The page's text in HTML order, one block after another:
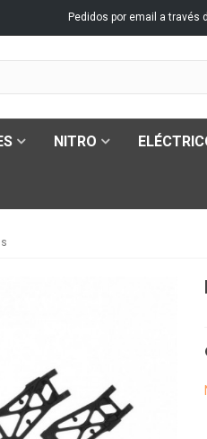
Pedidos por email a través
NITRO